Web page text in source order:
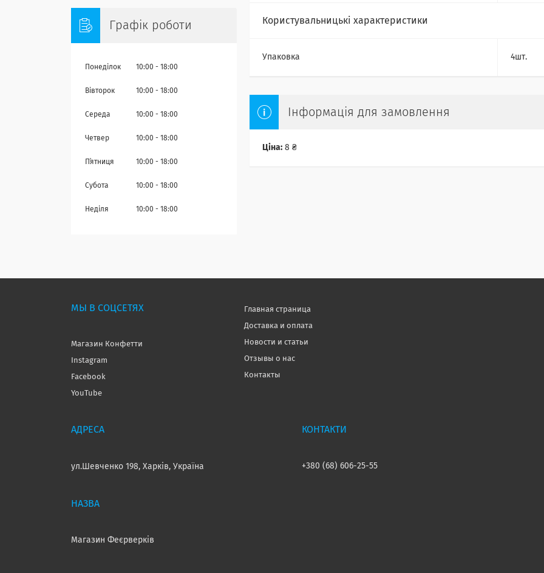
Користувальницькі характеристики
Упаковка 4шт.
Інформація для замовлення
Ціна: 8 ₴
Графік роботи
Понеділок 10:00 18:00
Вівторок 10:00 18:00
Середа 10:00 18:00
Четвер 10:00 18:00
Пʼятниця 10:00 18:00
Субота 10:00 18:00
Неділя 10:00 18:00
МЫ В СОЦСЕТЯХ
Магазин Конфетти
Instagram
Facebook
YouTube
Главная страница
Доставка и оплата
Новости и статьи
Отзывы о нас
Контакты
ул.Шевченко 198, Харків, Україна
Магазин Феєрверків
+380 (68) 606-25-55